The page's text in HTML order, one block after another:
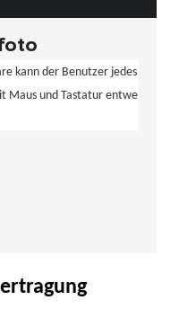
kann der Benutzer jedes
Maus und Tastatur entwe